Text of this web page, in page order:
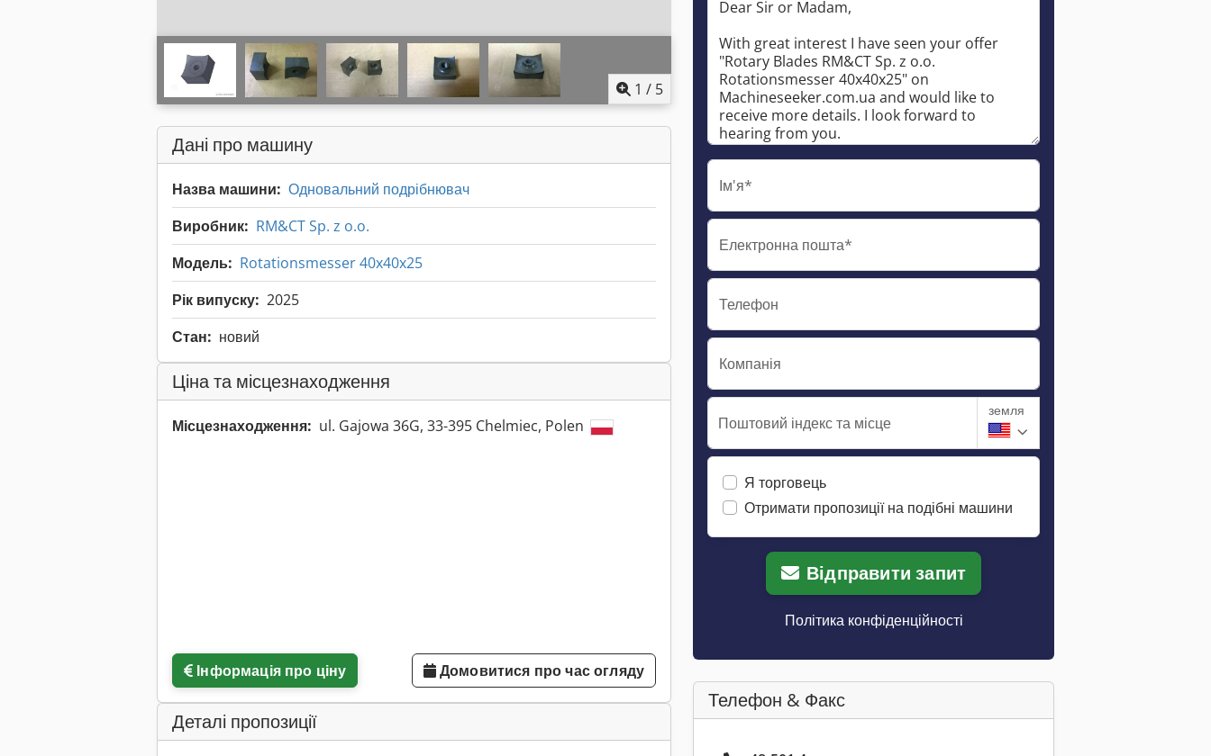
1 / 5
Дані про машину
Назва машини: Одновальний подрібнювач
Виробник: RM&CT Sp. z o.o.
Модель: Rotationsmesser 40x40x25
Рік випуску: 2025
Стан: новий
Ціна та місцезнаходження
Місцезнаходження: ul. Gajowa 36G, 33-395 Chelmiec, Polen
Інформація про ціну Домовитися про час огляду
Деталі пропозиції
Ім'я*
Електронна пошта*
Телефон
Компанія
Поштовий індекс та місце
земля
Я торговець
Отримати пропозиції на подібні машини
Відправити запит
Політика конфіденційності
Телефон & Факс